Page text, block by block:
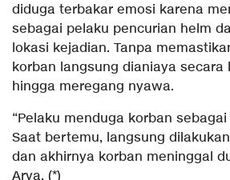
diduga terbakar emosi karena
sebagai pelaku pencurian helm
lokasi kejadian. Tanpa
korban langsung dianiaya secara
hingga meregang nyawa.
“Pelaku menduga korban
Saat bertemu, langsung
dan akhirnya korban meninggal
Arya. (*)